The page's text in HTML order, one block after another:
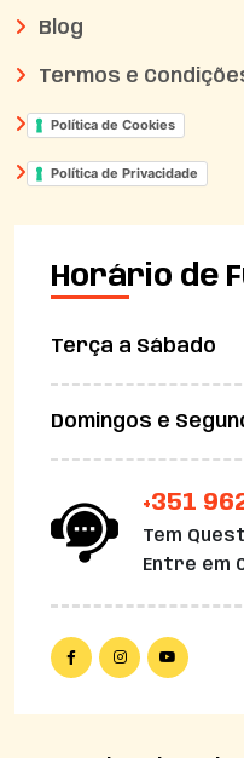
Blog
Termos e
Política de Cookies
Política de Privacidade
Horário de
Terça a Sábado
Domingos e
+351
Tem
Entre em